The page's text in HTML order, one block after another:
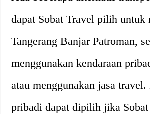
dapat Sobat Travel pilih untuk
Tangerang Banjar Patroman,
menggunakan kendaraan
atau menggunakan jasa travel.
pribadi dapat dipilih jika